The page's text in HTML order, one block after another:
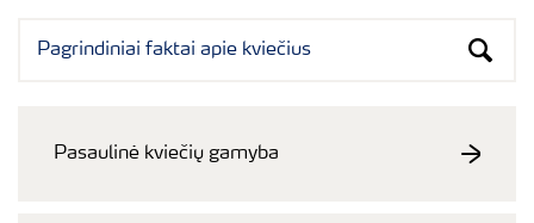
Pasaulinė kviečių gamyba